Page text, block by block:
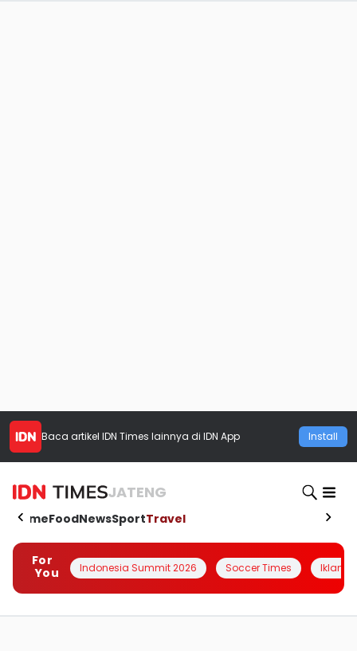
Baca artikel IDN Times lainnya di IDN App Install
JATENG
HomeFoodNewsSportTravel
For
You
Indonesia Summit 2026 Soccer Times Iklanin